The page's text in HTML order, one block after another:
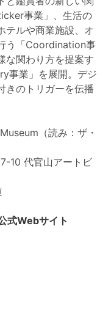
事業」、生活の
テルや商業施設、オ
う「Coordination事
な関わり方を提案す
事業」を展開。デジ
きのトリガーを伝播
（読み：ザ・
10 代官山アートビ
式Webサイト